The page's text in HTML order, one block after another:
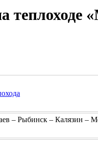
– Рыбинск – Калязин –